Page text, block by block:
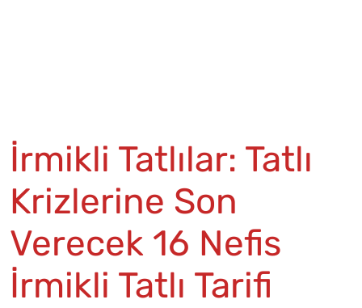
İrmikli Tatlılar: Tatlı
Krizlerine Son
Verecek 16 Nefis
İrmikli Tatlı Tarifi